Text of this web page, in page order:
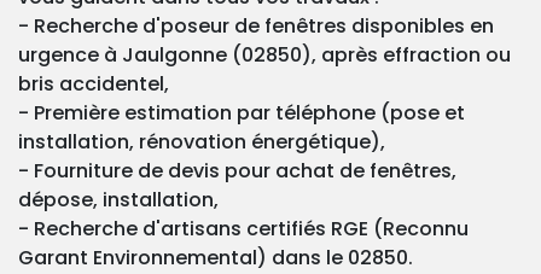
- Recherche d'poseur de fenêtres disponibles en
urgence à Jaulgonne (02850), après effraction ou
bris accidentel,
- Première estimation par téléphone (pose et
installation, rénovation énergétique),
- Fourniture de devis pour achat de fenêtres,
dépose, installation,
- Recherche d'artisans certifiés RGE (Reconnu
Garant Environnemental) dans le 02850.